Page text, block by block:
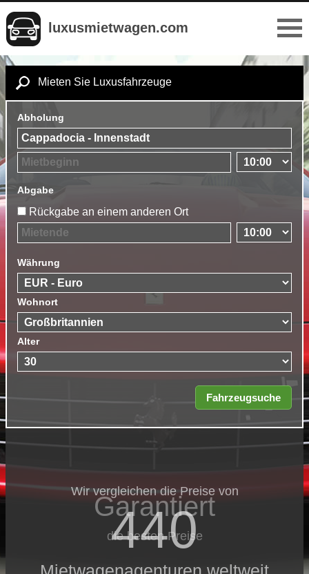
luxusmietwagen.com
Mieten Sie Luxusfahrzeuge
Abholung
Abgabe
Rückgabe an einem anderen Ort
Währung
Wohnort
Alter
Wir vergleichen die Preise von
440
Garantiert
die besten Preise